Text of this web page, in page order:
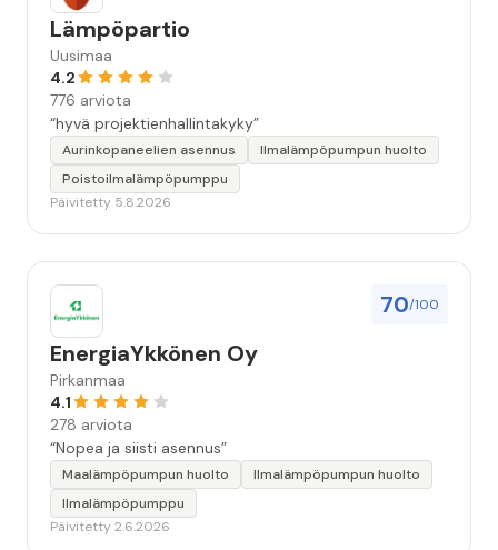
Lämpöpartio
Uusimaa
4.2
776 arviota
“hyvä projektienhallintakyky”
Aurinkopaneelien asennus
Ilmalämpöpumpun huolto
Poistoilmalämpöpumppu
Päivitetty 5.8.2026
70/100
EnergiaYkkönen Oy
Pirkanmaa
4.1
278 arviota
“Nopea ja siisti asennus”
Maalämpöpumpun huolto
Ilmalämpöpumpun huolto
Ilmalämpöpumppu
Päivitetty 2.6.2026